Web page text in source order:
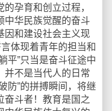
孕育和创立过程，
中华民族觉醒的奋斗
因和建设社会主义现
体现着青年的担当和
平”只当是奋斗征途中
并不是当代人的日常
防”的拼搏瞬间，将继
奋斗者！教育是国之